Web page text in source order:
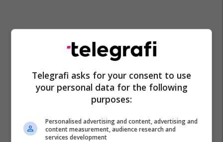
Telegrafi asks for your consent to use
your personal data for the following
purposes:
Personalised advertising and content, advertising and
content measurement, audience research and
services development